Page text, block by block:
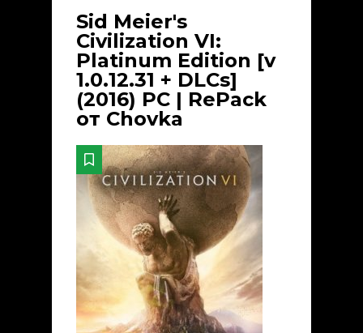
Sid Meier's
Civilization VI:
Platinum Edition [v
1.0.12.31 + DLCs]
(2016) PC | RePack
от Chovka